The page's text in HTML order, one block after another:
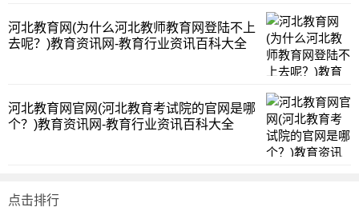
河北教育网(为什么河北教师教育网登陆不上
去呢？)教育资讯网-教育行业资讯百科大全
河北教育网官网(河北教育考试院的官网是哪
个？)教育资讯网-教育行业资讯百科大全
点击排行